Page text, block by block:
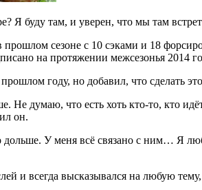
Я буду там, и уверен, что мы там
сезоне с 10 сэками и 18
на протяжении межсезонья 2014
году, но добавил, что сделать
Не думаю, что есть хоть кто-то, кто
он.
дольше. У меня всё связано с ним…
и всегда высказывался на любую